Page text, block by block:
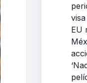
visa
EU